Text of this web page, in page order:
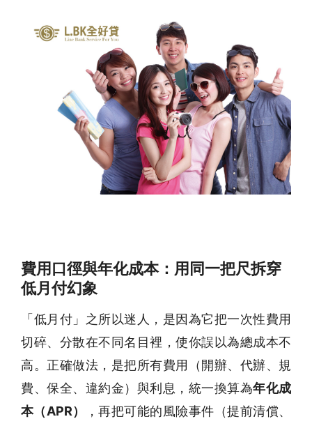
費用口徑與年化成本：用同一把尺拆穿
低月付幻象
「低月付」之所以迷人，是因為它把一次性費用
切碎、分散在不同名目裡，使你誤以為總成本不
高。正確做法，是把所有費用（開辦、代辦、規
費、保全、違約金）與利息，統一換算為年化成
本（APR）
，再把可能的風險事件（提前清償、